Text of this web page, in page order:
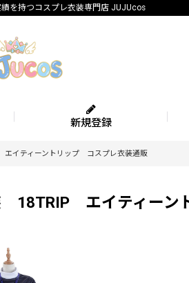
を持つコスプレ衣装専門店 JUJUcos
新規登録
イティーントリップ コスプレ衣装通販
18TRIP エイティー